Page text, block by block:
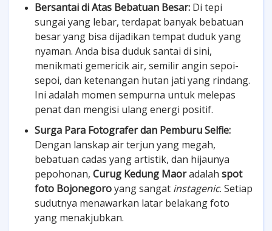
Bersantai di Atas Bebatuan Besar: Di tepi
sungai yang lebar, terdapat banyak bebatuan
besar yang bisa dijadikan tempat duduk yang
nyaman. Anda bisa duduk santai di sini,
menikmati gemericik air, semilir angin sepoi-
sepoi, dan ketenangan hutan jati yang rindang.
Ini adalah momen sempurna untuk melepas
penat dan mengisi ulang energi positif.
Surga Para Fotografer dan Pemburu Selfie:
Dengan lanskap air terjun yang megah,
bebatuan cadas yang artistik, dan hijaunya
pepohonan, Curug Kedung Maoradalah spot
foto Bojonegoroyang sangat instagenic. Setiap
sudutnya menawarkan latar belakang foto
yang menakjubkan.